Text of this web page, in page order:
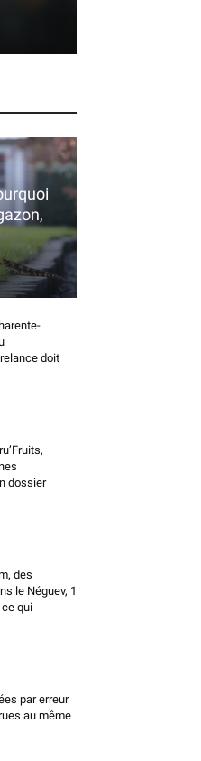
doit
dossier
des
le Néguev, 1
qui
par erreur
au même